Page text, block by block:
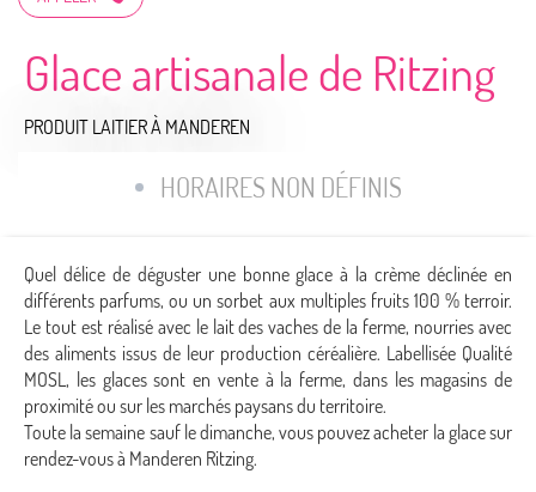
Glace artisanale de Ritzing
PRODUIT LAITIERÀ MANDEREN
HORAIRES NON DÉFINIS
Quel délice de déguster une bonne glace à la crème déclinée en
différents parfums, ou un sorbet aux multiples fruits 100 % terroir.
Le tout est réalisé avec le lait des vaches de la ferme, nourries avec
des aliments issus de leur production céréalière. Labellisée Qualité
MOSL, les glaces sont en vente à la ferme, dans les magasins de
proximité ou sur les marchés paysans du territoire.
Toute la semaine sauf le dimanche, vous pouvez acheter la glace sur
rendez-vous à Manderen Ritzing.